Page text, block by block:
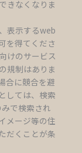
きなくなりま
表示するweb
を得てくださ
けのサービス
規制はありま
合に競合を避
しては、検索
で検索され
メージ等の住
だくことが条